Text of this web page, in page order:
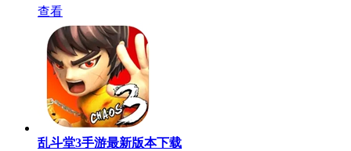
查看
乱斗堂3手游最新版本下载